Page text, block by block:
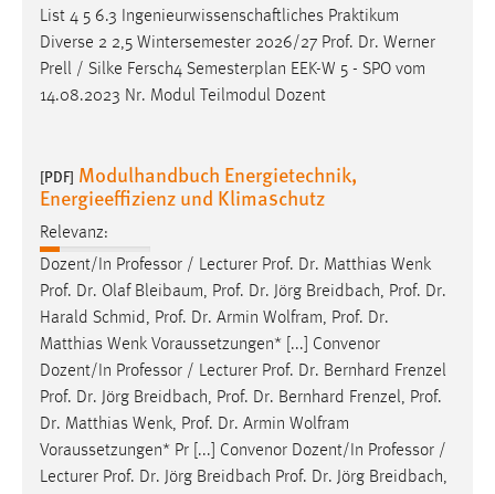
List 4 5 6.3 Ingenieurwissenschaftliches Praktikum
Diverse 2 2,5 Wintersemester 2026/27 Prof. Dr. Werner
Prell / Silke Fersch4 Semesterplan EEK-W 5 - SPO vom
14.08.2023 Nr. Modul Teilmodul Dozent
[PDF] Modulhandbuch Energietechnik,
Energieeffizienz und Klimaschutz
Relevanz:
Dozent/In Professor / Lecturer Prof. Dr. Matthias Wenk
Prof. Dr. Olaf Bleibaum, Prof. Dr. Jörg Breidbach, Prof. Dr.
Harald Schmid, Prof. Dr. Armin Wolfram, Prof. Dr.
Matthias Wenk Voraussetzungen* [...] Convenor
Dozent/In Professor / Lecturer Prof. Dr. Bernhard Frenzel
Prof. Dr. Jörg Breidbach, Prof. Dr. Bernhard Frenzel, Prof.
Dr. Matthias Wenk, Prof. Dr. Armin Wolfram
Voraussetzungen* Pr [...] Convenor Dozent/In Professor /
Lecturer Prof. Dr. Jörg Breidbach Prof. Dr. Jörg Breidbach,